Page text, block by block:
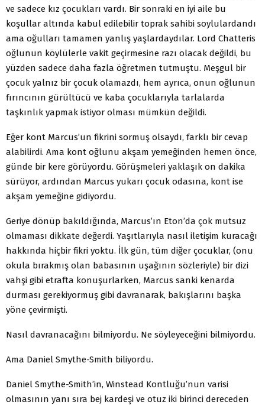
ve sadece kız çocukları vardı. Bir sonraki en iyi aile bu
koşullar altında kabul edilebilir toprak sahibi soylulardandı
ama oğulları tamamen yanlış yaşlardaydılar. Lord Chatteris
oğlunun köylülerle vakit geçirmesine razı olacak değildi, bu
yüzden sadece daha fazla öğretmen tut­muştu. Meşgul bir
çocuk yalnız bir çocuk olamazdı, hem ayrıca, onun oğlunun
fırıncının gürültücü ve kaba çocuk­larıyla tarlalarda
taşkınlık yapmak istiyor olması mümkün değildi.
Eğer kont Marcus’un fikrini sormuş olsaydı, farklı bir cevap
alabilirdi. Ama kont oğlunu akşam yemeğinden he­men önce,
günde bir kere görüyordu. Görüşmeleri yak­laşık on dakika
sürüyor, ardından Marcus yukarı çocuk odasına, kont ise
akşam yemeğine gidiyordu.
Geriye dönüp bakıldığında, Marcus’ın Eton’da çok mutsuz
olmaması dikkate değerdi. Yaşıtlarıyla nasıl ileti­şim kuracağı
hakkında hiçbir fikri yoktu. İlk gün, tüm di­ğer çocuklar, (onu
okula bırakmış olan babasının uşağının sözleriyle) bir dizi
vahşi gibi etrafta konuşurlarken, Marcus sanki kenarda
durması gerekiyormuş gibi davranarak, ba­kışlarını başka
yöne çevirmişti.
Nasıl davranacağını bilmiyordu. Ne söyleyeceğini bil­miyordu.
Ama Daniel Smythe-Smith biliyordu.
Daniel Smythe-Smith’in, Winstead Kontluğu’nun va­risi
olmasının yanı sıra bej kardeşi ve otuz iki birinci dere­ceden